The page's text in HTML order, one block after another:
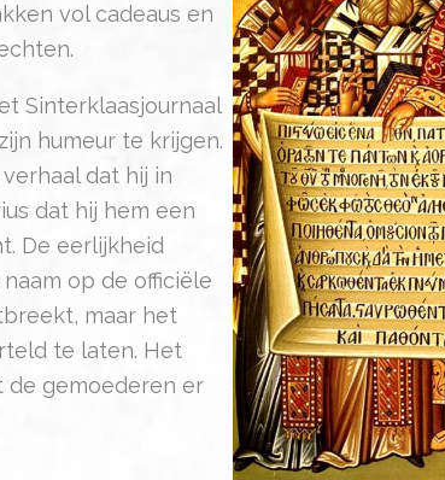
vol cadeaus en
Sinterklaasjournaal
humeur te krijgen.
dat hij in
dat hij hem een
De eerlijkheid
op de officiële
maar het
te laten. Het
de gemoederen er